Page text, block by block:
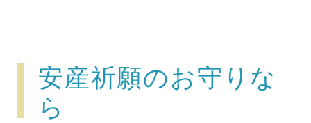
安産祈願のお守りな
ら